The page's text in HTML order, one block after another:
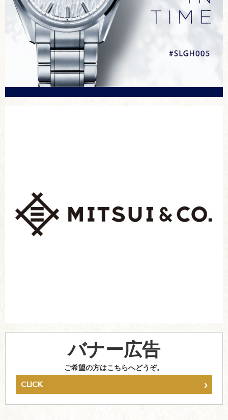
バナー広告
ご希望の方はこちらへどうぞ。
CLICK ›